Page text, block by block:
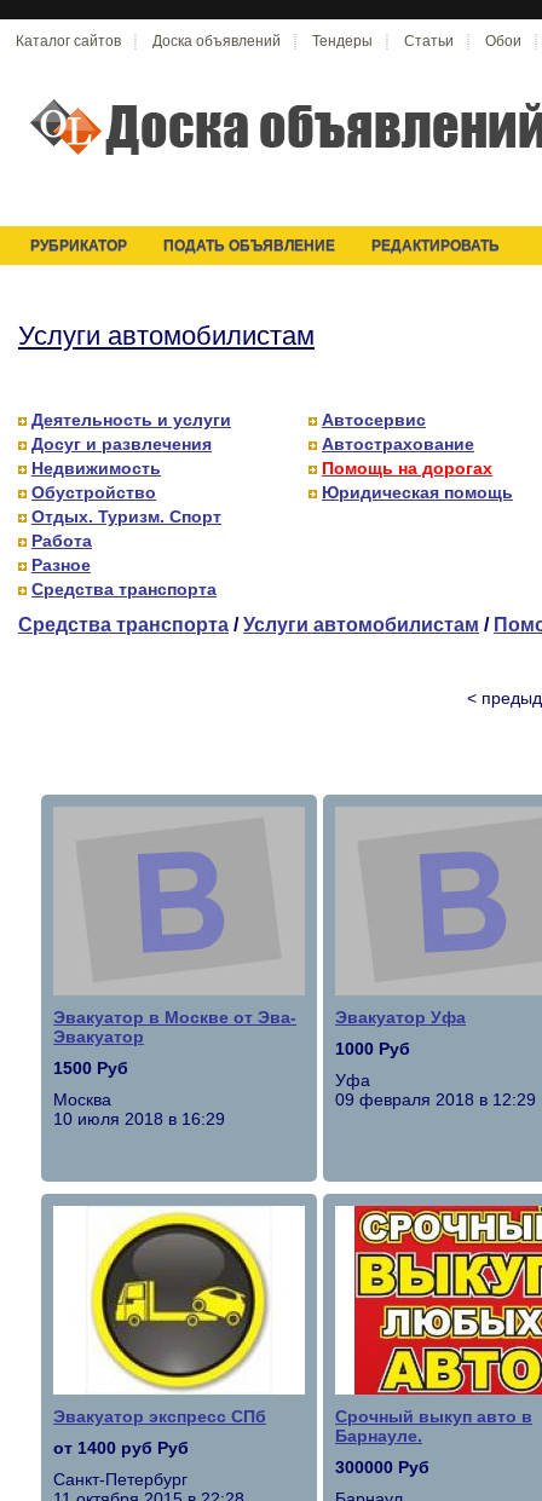
Каталог сайтов Доска объявлений Тендеры Статьи Обои
РУБРИКАТОР ПОДАТЬ ОБЪЯВЛЕНИЕ РЕДАКТИРОВАТЬ
Услуги автомобилистам
Деятельность и услуги
Досуг и развлечения
Недвижимость
Обустройство
Отдых. Туризм. Спорт
Работа
Разное
Средства транспорта
Автосервис
Автострахование
Помощь на дорогах
Юридическая помощь
Средства транспорта /Услуги автомобилистам /
<
Эвакуатор в Москве от Эва-
Эвакуатор
1500 Руб
Москва
10 июля 2018 в 16:29
Эвакуатор Уфа
1000 Руб
Уфа
09 февраля 2018 в 12:29
Эвакуатор экспресс СПб
от 1400 руб Руб
Санкт-Петербург
Срочный выкуп авто в
Барнауле.
300000 Руб